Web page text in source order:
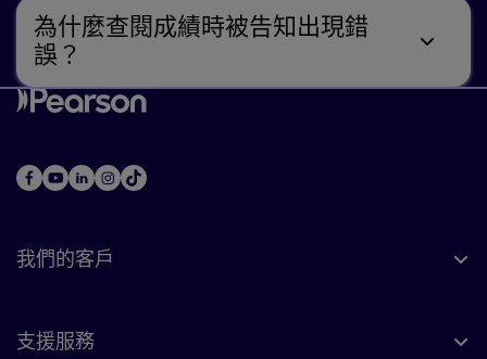
為什麼查閱成績時被告知出現錯
誤？
我們的客戶
支援服務